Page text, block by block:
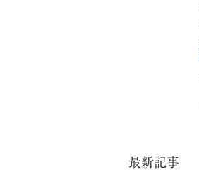
最新記事